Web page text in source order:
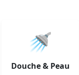
🚿
Douche & Peau